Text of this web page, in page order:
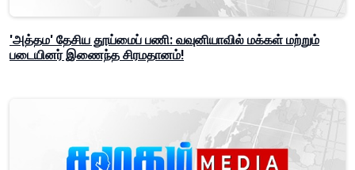
'அத்தம' தேசிய தூய்மைப் பணி: வவுனியாவில் மக்கள் மற்றும்
படையினர் இணைந்த சிரமதானம்!